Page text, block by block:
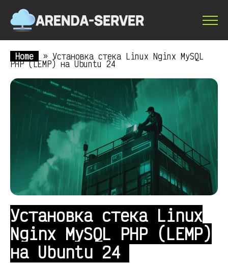
Home » Установка стека Linux Nginx MySQL
PHP (LEMP) на Ubuntu 24
Установка стека Linux
Nginx MySQL PHP (LEMP)
на Ubuntu 24